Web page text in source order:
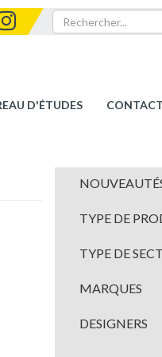
D'ÉTUDES CONTACT
TYPE DE
TYPE DE
MARQUES
DESIGNERS